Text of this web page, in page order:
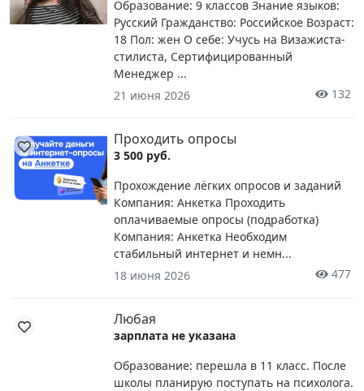
Образование: 9 классов Знание языков:
Русский Гражданство: Российское Возраст:
18 Пол: жен О себе: Учусь на Визажиста-
стилиста, Сертифицированный
Менеджер ...
21 июня 2026
132
Проходить опросы
3 500 руб.
Прохождение лёгких опросов и заданий
Компания: Анкетка Проходить
оплачиваемые опросы (подработка)
Компания: Анкетка Необходим
стабильный интернет и немн...
18 июня 2026
477
Любая
зарплата не указана
Образование: перешла в 11 класс. После
школы планирую поступать на психолога.